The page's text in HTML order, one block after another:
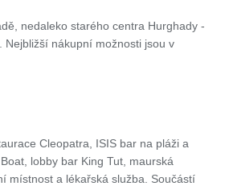
nedaleko starého centra Hurghady -
nákupní možnosti jsou v
Cleopatra, ISIS bar na pláži a
lobby bar King Tut, maurská
místnost a lékařská služba. Součástí